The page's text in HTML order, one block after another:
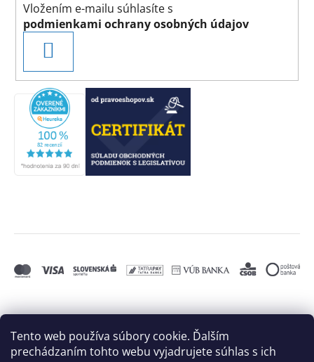
Tento web používa súbory cookie. Ďalším
prechádzaním tohto webu vyjadrujete súhlas s ich
Vložením e-mailu súhlasíte s
podmienkami ochrany osobných údajov
SA